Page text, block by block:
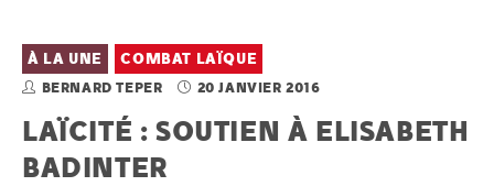
À LA UNE COMBAT LAÏQUE
BERNARD TEPER 20 JANVIER 2016
LAÏCITÉ : SOUTIEN À ELISABETH
BADINTER